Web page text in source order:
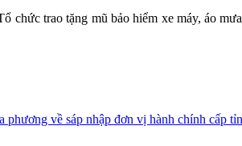
trao tặng mũ bảo hiểm xe máy, áo
về sáp nhập đơn vị hành chính cấp